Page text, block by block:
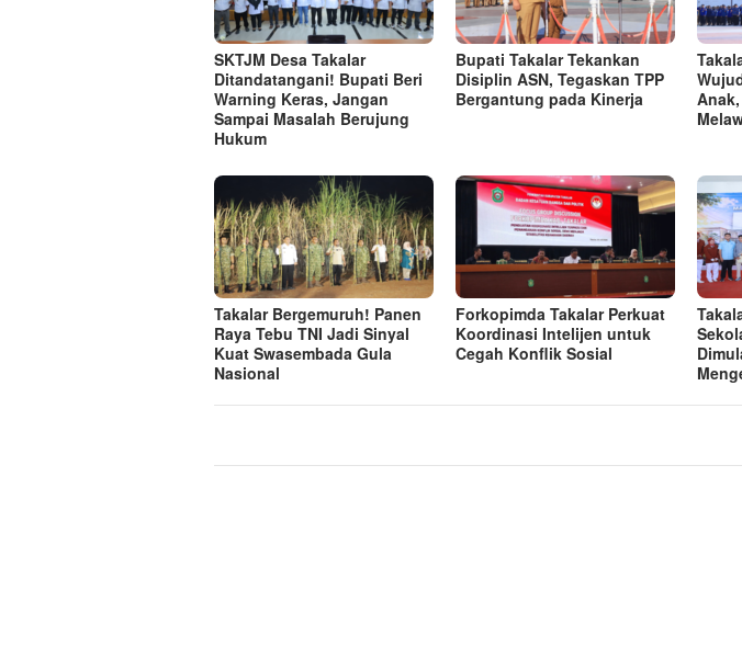
SKTJM Desa Takalar
Ditandatangani! Bupati Beri
Warning Keras, Jangan
Sampai Masalah Berujung
Hukum
Bupati Takalar Tekankan
Disiplin ASN, Tegaskan TPP
Bergantung pada Kinerja
Takalar Bergemuruh! Panen
Raya Tebu TNI Jadi Sinyal
Kuat Swasembada Gula
Nasional
Forkopimda Takalar Perkuat
Koordinasi Intelijen untuk
Cegah Konflik Sosial